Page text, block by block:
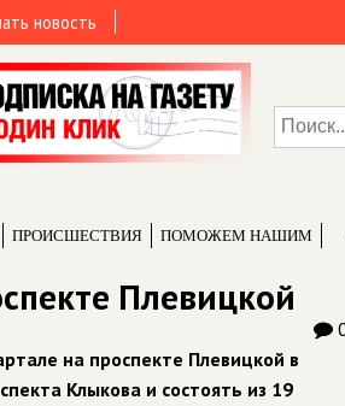
новость
ПРОИCШЕСТВИЯ ПОМОЖЕМ НАШИМ
Плевицкой
на проспекте Плевицкой в
Клыкова и состоять из 19